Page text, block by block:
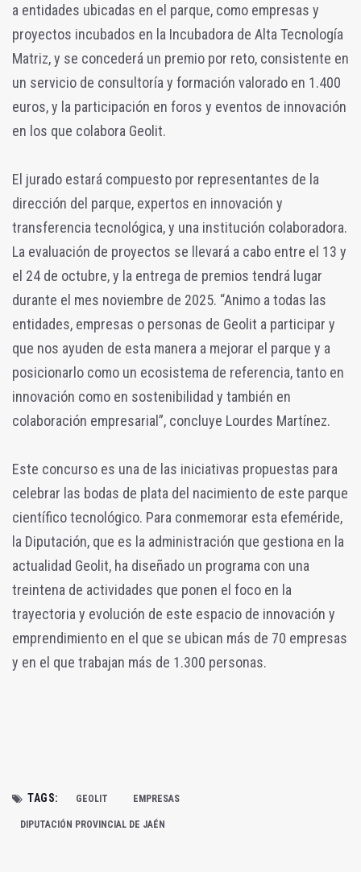
a entidades ubicadas en el parque, como empresas y
proyectos incubados en la Incubadora de Alta Tecnología
Matriz, y se concederá un premio por reto, consistente en
un servicio de consultoría y formación valorado en 1.400
euros, y la participación en foros y eventos de innovación
en los que colabora Geolit.
El jurado estará compuesto por representantes de la
dirección del parque, expertos en innovación y
transferencia tecnológica, y una institución colaboradora.
La evaluación de proyectos se llevará a cabo entre el 13 y
el 24 de octubre, y la entrega de premios tendrá lugar
durante el mes noviembre de 2025. “Animo a todas las
entidades, empresas o personas de Geolit a participar y
que nos ayuden de esta manera a mejorar el parque y a
posicionarlo como un ecosistema de referencia, tanto en
innovación como en sostenibilidad y también en
colaboración empresarial”, concluye Lourdes Martínez.
Este concurso es una de las iniciativas propuestas para
celebrar las bodas de plata del nacimiento de este parque
científico tecnológico. Para conmemorar esta efeméride,
la Diputación, que es la administración que gestiona en la
actualidad Geolit, ha diseñado un programa con una
treintena de actividades que ponen el foco en la
trayectoria y evolución de este espacio de innovación y
emprendimiento en el que se ubican más de 70 empresas
y en el que trabajan más de 1.300 personas.
TAGS: GEOLIT EMPRESAS
DIPUTACIÓN PROVINCIAL DE JAÉN